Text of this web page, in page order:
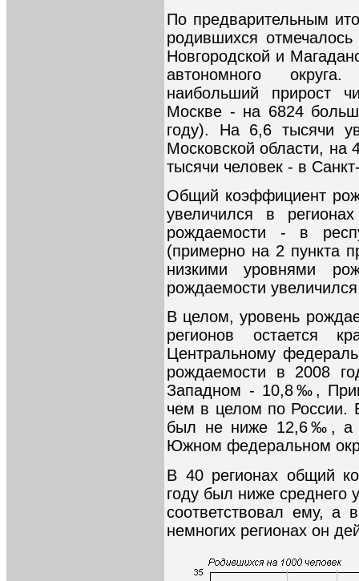
По предварительным
родившихся
Новгородской и
автономного
наибольший прирост
Москве - на 6824
году). На 6,6 тысячи
Московской области, на
тысячи человек - в
Общий коэффициент
увеличился в
рождаемости - в
(примерно на 2 пункта
низкими уровнями
рождаемости
В целом, уровень
регионов остается
Центральному
рождаемости в 2008
Западном - 10,8‰,
чем в целом по России.
был не ниже 12,6‰, а
Южном федеральном
В 40 регионах общий
году был ниже среднего
соответствовал ему,
немногих регионах он